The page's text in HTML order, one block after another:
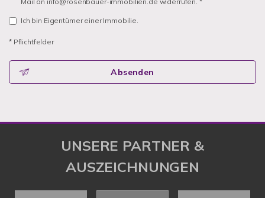
Ich bin Eigentümer einer Immobilie.
* Pflichtfelder
Absenden
UNSERE PARTNER &
AUSZEICHNUNGEN